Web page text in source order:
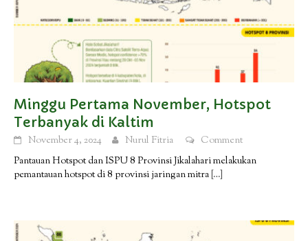
Minggu Pertama November, Hotspot
Terbanyak di Kaltim
November 4, 2024 Nurul Fitria
Comment
Pantauan Hotspot dan ISPU 8 Provinsi Jikalahari melakukan
pemantauan hotspot di 8 provinsi jaringan mitra […]